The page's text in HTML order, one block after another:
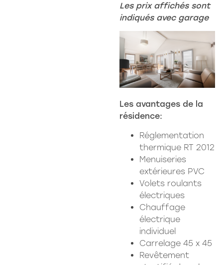
Les prix affichés sont
indiqués avec garage
Les avantages de la
résidence:
Réglementation
thermique RT 2012
Menuiseries
extérieures PVC
Volets roulants
électriques
Chauffage
électrique
individuel
Carrelage 45 x 45
Revêtement